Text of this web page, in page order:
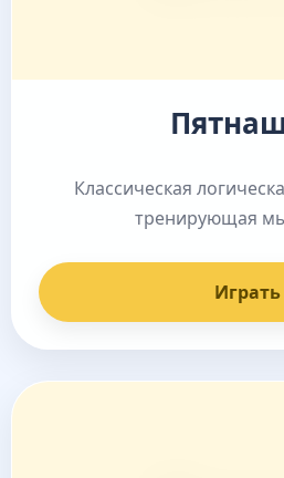
Классическая
тренирующая
Играть